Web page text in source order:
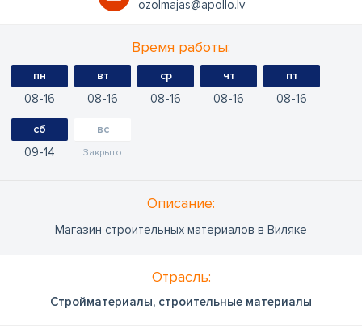
ozolmajas@apollo.lv
Время работы:
пн
08 16
вт
08 16
ср
08 16
чт
08 16
пт
08 16
сб
09 14
вс
Закрыто
Oписание:
Магазин строительных материалов в Виляке
Отрасль:
Стройматериалы, строительные материалы